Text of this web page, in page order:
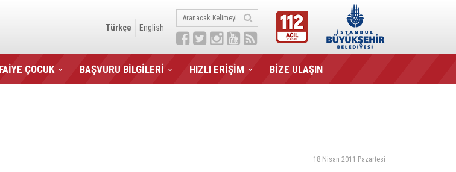
Türkçe English
ÇOCUK BAŞVURU BİLGİLERİ HIZLI ERİŞİM BİZE ULAŞIN
18 Nisan 2011 Pazartesi